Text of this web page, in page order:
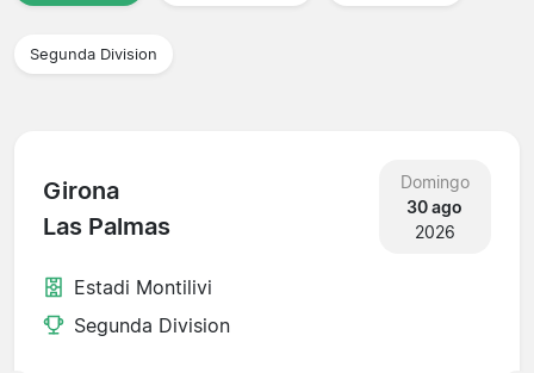
Segunda Division
Girona
Las Palmas
Domingo
30 ago
2026
Estadi Montilivi
Segunda Division